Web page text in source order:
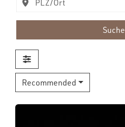
Suche
Recommended